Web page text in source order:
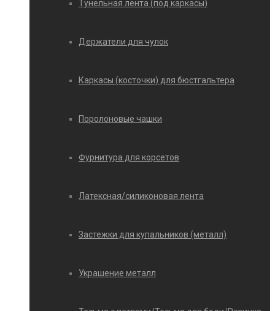
Тунельная лента (под каркасы)
Держатели для чулок
Каркасы (косточки) для бюстгальтера
Поролоновые чашки
Фурнитура для корсетов
Латексная/силиконовая лента
Застежки для купальников (металл)
Украшение металл